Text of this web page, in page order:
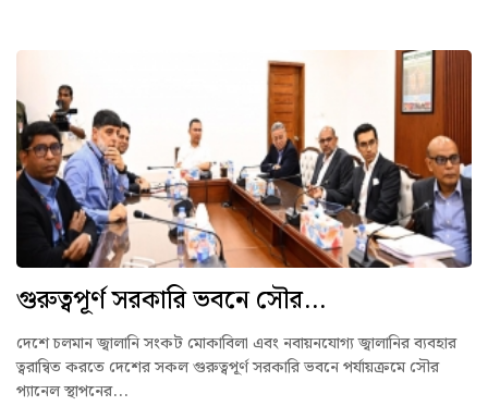
গুরুত্বপূর্ণ সরকারি ভবনে সৌর...
দেশে চলমান জ্বালানি সংকট মোকাবিলা এবং নবায়নযোগ্য জ্বালানির ব্যবহার
ত্বরান্বিত করতে দেশের সকল গুরুত্বপূর্ণ সরকারি ভবনে পর্যায়ক্রমে সৌর
প্যানেল স্থাপনের...